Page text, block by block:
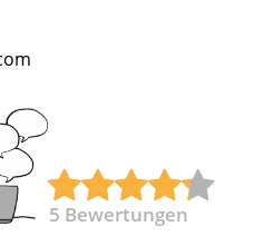
5 Bewertungen